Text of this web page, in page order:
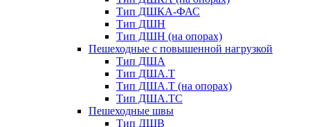
Тип ДШКА-ФАС
Тип ДШН
Тип ДШН (на опорах)
Пешеходные с повышенной нагрузкой
Тип ДША
Тип ДША.Т
Тип ДША.Т (на опорах)
Тип ДША.ТС
Пешеходные швы
Тип ДШВ